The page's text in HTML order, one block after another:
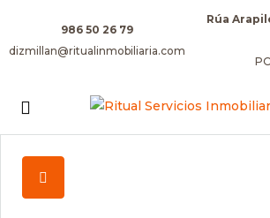
986 50 26 79
dizmillan@ritualinmobiliaria.com
Rúa